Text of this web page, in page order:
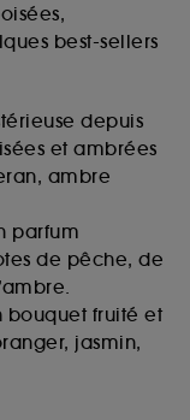
best-sellers
depuis
et ambrées
ambre
parfum
de pêche, de
bouquet fruité et
jasmin,